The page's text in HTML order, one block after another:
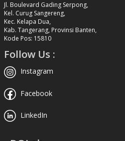
Jl. Boulevard Gading Serpong,
Kel. Curug Sangereng,
Kec. Kelapa Dua,
Kab. Tangerang, Provinsi Banten,
Kode Pos: 15810
Follow Us :
Instagram
Facebook
LinkedIn